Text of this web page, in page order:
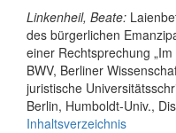
Linkenheil, Beate:
des bürgerlichen
einer Rechtsprechung
BWV, Berliner
juristische
Berlin, Humboldt-Univ.,
Inhaltsverzeichnis